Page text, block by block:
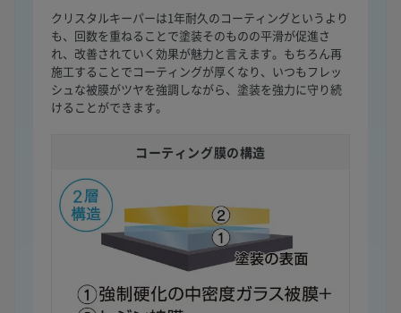
クリスタルキーパーは1年耐久のコーティングというより
も、回数を重ねることで塗装そのものの平滑が促進さ
れ、改善されていく効果が魅力と言えます。もちろん再
施工することでコーティングが厚くなり、いつもフレッ
シュな被膜がツヤを強調しながら、塗装を強力に守り続
けることができます。
コーティング膜の構造